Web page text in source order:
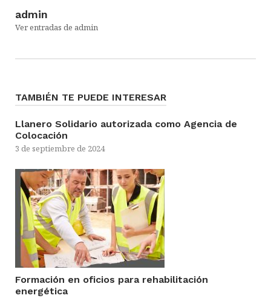
admin
Ver entradas de admin
TAMBIÉN TE PUEDE INTERESAR
Llanero Solidario autorizada como Agencia de
Colocación
3 de septiembre de 2024
Formación en oficios para rehabilitación
energética